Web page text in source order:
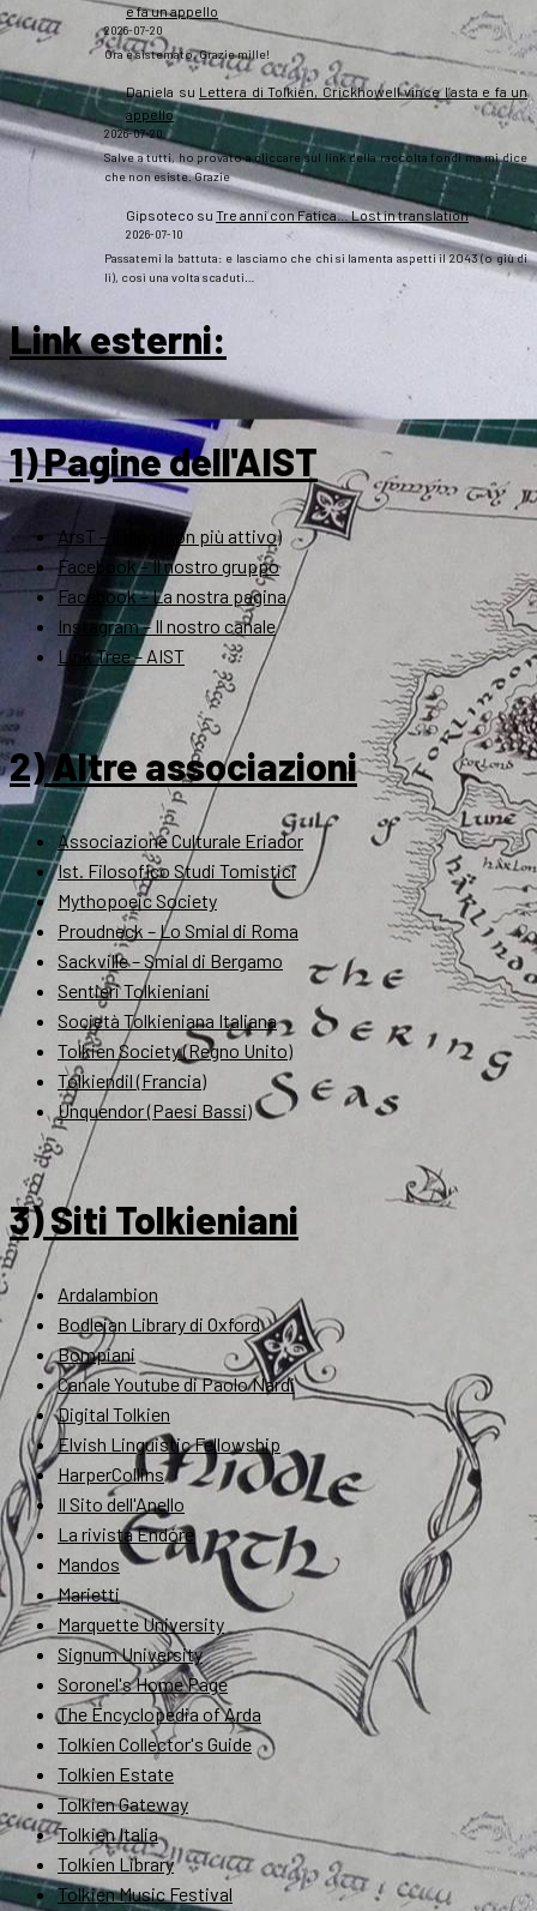
e fa un appello
2026-07-20
Ora è sistemato. Grazie mille!
Daniela su Lettera di Tolkien, Crickhowell vince l’asta e fa un
appello
2026-07-20
Salve a tutti, ho provato a cliccare sul link della raccolta fondi ma mi dice
che non esiste. Grazie
Gipsoteco su Tre anni con Fatica… Lost in translation
2026-07-10
Passatemi la battuta: e lasciamo che chi si lamenta aspetti il 2043 (o giù di
lì), così una volta scaduti…
Link esterni:
1) Pagine dell'AIST
ArsT – Il blog (non più attivo)
Facebook – Il nostro gruppo
Facebook – La nostra pagina
Instagram – Il nostro canale
Link Tree – AIST
2) Altre associazioni
Associazione Culturale Eriador
Ist. Filosofico Studi Tomistici
Mythopoeic Society
Proudneck – Lo Smial di Roma
Sackville – Smial di Bergamo
Sentieri Tolkieniani
Società Tolkieniana Italiana
Tolkien Society (Regno Unito)
Tolkiendil (Francia)
Unquendor (Paesi Bassi)
3) Siti Tolkieniani
Ardalambion
Bodleian Library di Oxford
Bompiani
Canale Youtube di Paolo Nardi
Digital Tolkien
Elvish Linguistic Fellowship
HarperCollins
Il Sito dell'Anello
La rivista Endóre
Mandos
Marietti
Marquette University
Signum University
Soronel's Home Page
The Encyclopedia of Arda
Tolkien Collector's Guide
Tolkien Estate
Tolkien Gateway
Tolkien Italia
Tolkien Library
Tolkien Music Festival